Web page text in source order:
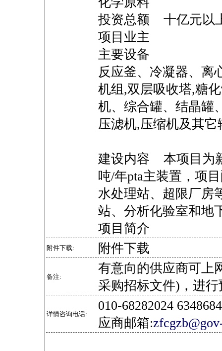
投资总额 十亿
项目业主
主要设备
反应釜、冷凝器、离
机组,双层吸收塔,糖
机、综合罐、结晶罐
压滤机,压缩机及其它
建设内容 本项目为
吨/年pta主装置，项
水处理站、超限厂房
站、分析化验室和地
项目简介
附件下载: 附件下载
备注:
有意向的供应商可上
采购招标文件)，进
详情咨询电话:
010-68282024
应商邮箱: